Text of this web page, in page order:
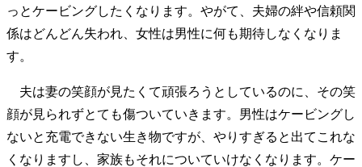
っとケービングしたくなります。やがて、夫婦の絆や信頼関
係はどんどん失われ、女性は男性に何も期待しなくなりま
す。
夫は妻の笑顔が見たくて頑張ろうとしているのに、その笑
顔が見られずとても傷ついていきます。男性はケービングし
ないと充電できない生き物ですが、やりすぎると出てこれな
くなりますし、家族もそれについていけなくなります。ケー